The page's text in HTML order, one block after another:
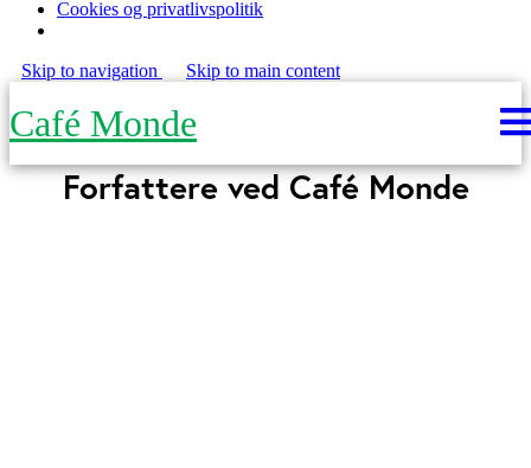
Cookies og privatlivspolitik
Skip to navigation Skip to main content
Café Monde
Forfattere ved Café Monde